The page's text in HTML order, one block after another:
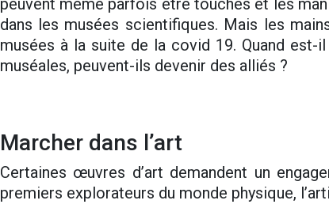
dans les musées scientifiques. Mais les
musées à la suite de la covid 19. Quand
muséales, peuvent-ils devenir des alliés ?
Marcher dans l’art
Certaines œuvres d’art demandent un
premiers explorateurs du monde physique,